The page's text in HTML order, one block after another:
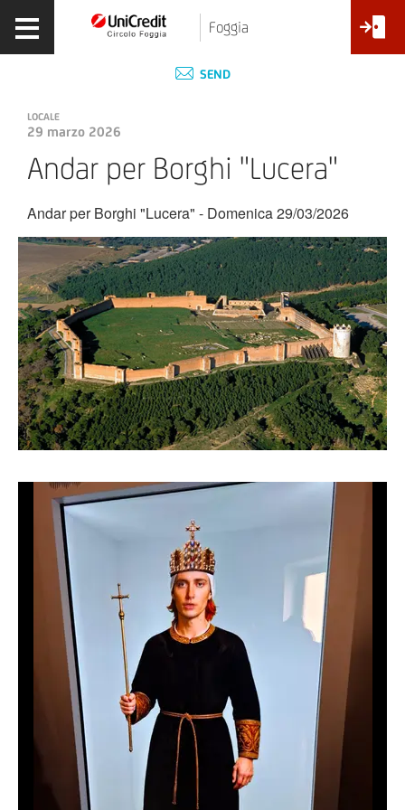
Foggia
SEND
LOCALE
29 marzo 2026
Andar per Borghi "Lucera"
Andar per Borghi "Lucera" - Domenica 29/03/2026